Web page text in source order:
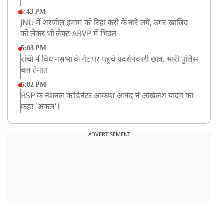
6:43 PM
JNU में शरजील इमाम को रिहा करो के नारे लगे, उमर खालिद
को लेकर भी लेफ्ट-ABVP में भिड़ंत
5:03 PM
रांची में विधानसभा के गेट पर पहुंचे प्रदर्शनकारी छात्र, भारी पुलिस
बल तैनात
5:02 PM
BSP के नेशनल कोर्डिनेटर आकाश आनंद ने अखिलेश यादव को
कहा ‘अंकल’!
CID ने JPSC के पूर्व चेयरमैन एल ख्यांगते को किया अरेस्ट
ADVERTISEMENT